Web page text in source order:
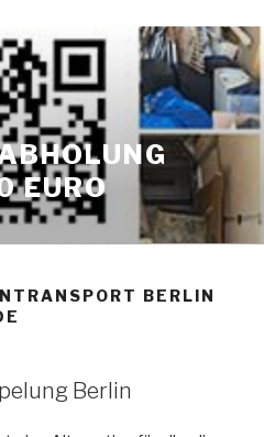
EURO
BERLIN
Berlin